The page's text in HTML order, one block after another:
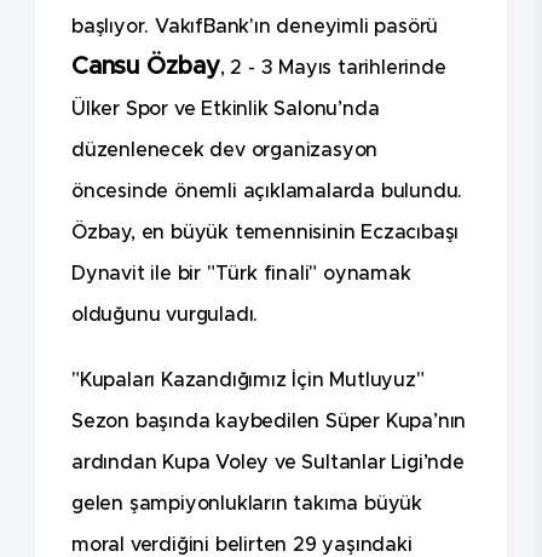
başlıyor. VakıfBank'ın deneyimli pasörü
Cansu Özbay, 2 - 3 Mayıs tarihlerinde
Ülker Spor ve Etkinlik Salonu’nda
düzenlenecek dev organizasyon
öncesinde önemli açıklamalarda bulundu.
Özbay, en büyük temennisinin Eczacıbaşı
Dynavit ile bir "Türk finali" oynamak
olduğunu vurguladı.
"Kupaları Kazandığımız İçin Mutluyuz"
Sezon başında kaybedilen Süper Kupa’nın
ardından Kupa Voley ve Sultanlar Ligi’nde
gelen şampiyonlukların takıma büyük
moral verdiğini belirten 29 yaşındaki